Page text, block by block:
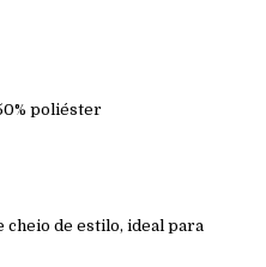
poliéster
cheio de estilo, ideal para